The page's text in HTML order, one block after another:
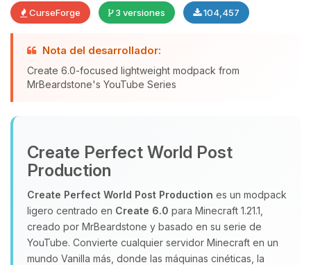
CurseForge 3 versiones 104,457
Nota del desarrollador:
Create 6.0-focused lightweight modpack from
MrBeardstone's YouTube Series
Create Perfect World Post
Production
Create Perfect World Post Production es un modpack
ligero centrado en Create 6.0 para Minecraft 1.21.1,
creado por MrBeardstone y basado en su serie de
YouTube. Convierte cualquier servidor Minecraft en un
mundo Vanilla más, donde las máquinas cinéticas, la
Yupi, por fin alguien con quien
hablar! Soy Choupy, tu pequeno
07/08/2026 07:36